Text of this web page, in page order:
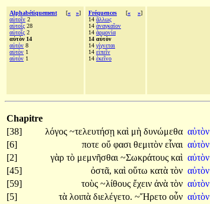
Alphabétiquement [« »]
αὐτοῖν 2
αὐτοῖς 28
αὑτοῖς 2
αὐτὸν 14
αὐτόν 8
αὑτὸν 1
αὑτόν 1
Fréquences [« »]
14 ἄλλως
14 ἀναγκαῖον
14 ἁρμονία
14 αὐτὸν
14 γίγνεται
14 εἰπεῖν
14 ἐκεῖνο
Chapitre
[38]
λόγος ~τελευτήσῃ καὶ μὴ δυνώμεθα αὐτὸν
[6]
ποτε οὔ φασι θεμιτὸν εἶναι αὐτὸν
[2]
γὰρ τὸ μεμνῆσθαι ~Σωκράτους καὶ αὐτὸν
[45]
ὀστᾶ, καὶ οὕτω κατὰ τὸν αὐτὸν
[59]
τοὺς ~λίθους ἔχειν ἀνὰ τὸν αὐτὸν
[5]
τὰ λοιπὰ διελέγετο. ~Ἤρετο οὖν αὐτὸν